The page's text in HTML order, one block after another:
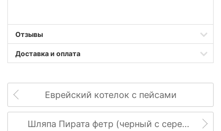
Отзывы
Доставка и оплата
Еврейский котелок с пейсами
Шляпа Пирата фетр (черный с серебряным)